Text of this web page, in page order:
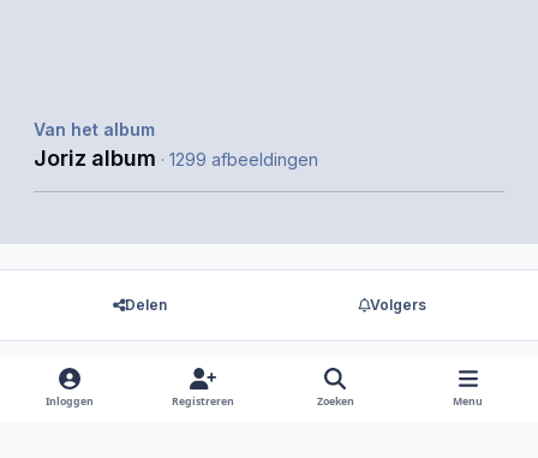
Van het album
Joriz album · 1299 afbeeldingen
Delen Volgers
Er zijn geen reacties om weer te geven.
Inloggen Registreren Zoeken Menu